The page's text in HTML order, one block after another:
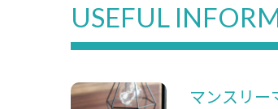
USEFUL
マンスリー